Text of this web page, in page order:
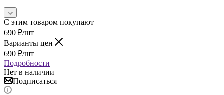
С этим товаром покупают
690 ₽/шт
Варианты цен
690 ₽/шт
Подробности
Нет в наличии
Подписаться